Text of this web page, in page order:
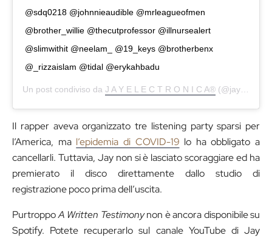
@sdq0218 @johnnieaudible @mrleagueofmen
@brother_willie @thecutprofessor @illnursealert
@slimwithit @neelam_ @19_keys @brotherbenx
@_rizzaislam @tidal @erykahbadu
Un post condiviso da J A Y E L E C T R O N I C A® (@jayelectronica) in data:
Il rapper aveva organizzato tre listening party sparsi per
l’America, ma l’epidemia di COVID-19 lo ha obbligato a
cancellarli. Tuttavia, Jay non si è lasciato scoraggiare ed ha
premierato il disco direttamente dallo studio di
registrazione poco prima dell’uscita.
PurtroppoA Written Testimonynon è ancora disponibile su
Spotify. Potete recuperarlo sul canale YouTube di Jay